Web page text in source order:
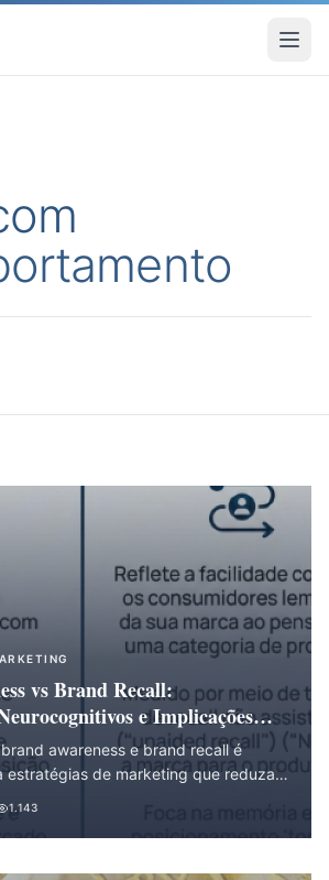
vs Brand Recall:
e Implicações
Redução de Custos de
awareness e brand recall é
estratégias de marketing que reduzam
1.143